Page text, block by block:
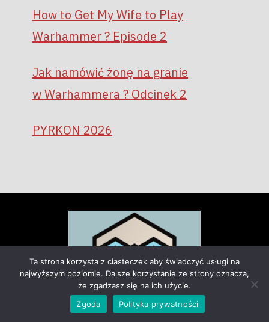
How to Get My Wife to Play
Warhammer ? Episode 2
Jak namówić żonę na granie
w Warhammera ? Odcinek 2
PYRKON 2026
Ta strona korzysta z ciasteczek aby świadczyć usługi na
najwyższym poziomie. Dalsze korzystanie ze strony oznacza,
że zgadzasz się na ich użycie.
Zgoda
Polityka prywatności